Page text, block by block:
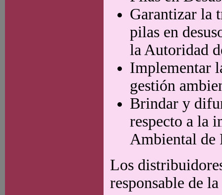
Garantizar la
pilas en
la Autoridad
Implementar
gestión
Brindar y
respecto a la
Ambiental de
Los
responsable de